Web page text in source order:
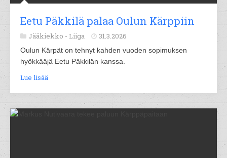
Eetu Päkkilä palaa Oulun Kärppiin
Jääkiekko - Liiga 31.3.2026
Oulun Kärpät on tehnyt kahden vuoden sopimuksen
hyökkääjä Eetu Päkkilän kanssa.
Lue lisää